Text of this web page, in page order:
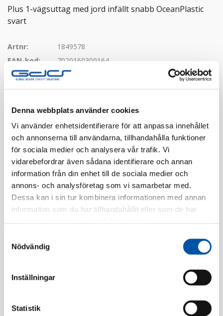
Denna webbplats använder cookies
Vi använder enhetsidentifierare för att anpassa innehållet
och annonserna till användarna, tillhandahålla funktioner
för sociala medier och analysera vår trafik. Vi
vidarebefordrar även sådana identifierare och annan
information från din enhet till de sociala medier och
annons- och analysföretag som vi samarbetar med.
Dessa kan i sin tur kombinera informationen med annan
information som du har tillhandahållit eller som de har
Nödvändig
Inställningar
Statistik
Plus 1-vägsuttag med jord infällt snabb OceanPlastic
svart
Artnr:
1849578
EAN-kod:
7020160300164
Tillv. Artnr:
EKO30016
Registrera dig
Beskrivning
Specifikation